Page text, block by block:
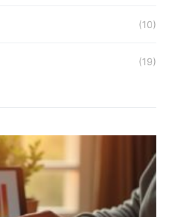
(10)
(19)